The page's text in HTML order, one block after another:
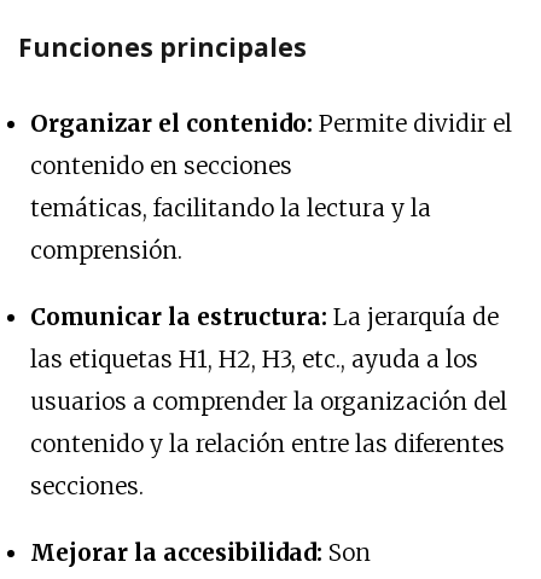
Funciones principales
Organizar el contenido: Permite dividir el
contenido en secciones
temáticas, facilitando la lectura y la
comprensión.
Comunicar la estructura: La jerarquía de
las etiquetas H1, H2, H3, etc., ayuda a los
usuarios a comprender la organización del
contenido y la relación entre las diferentes
secciones.
Mejorar la accesibilidad: Son